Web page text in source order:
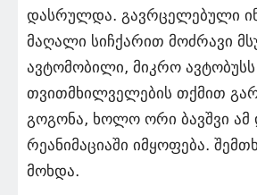
დასრულდა. გავრცელებული
მაღალი სიჩქარით მოძრავი
ავტომობილი, მიკრო ავტობუსს
თვითმხილველების თქმით
გოგონა, ხოლო ორი ბავშვი
რეანიმაციაში იმყოფება.
მოხდა.